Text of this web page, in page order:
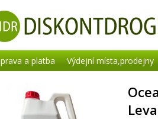
a platba Výdejní místa,prodejny